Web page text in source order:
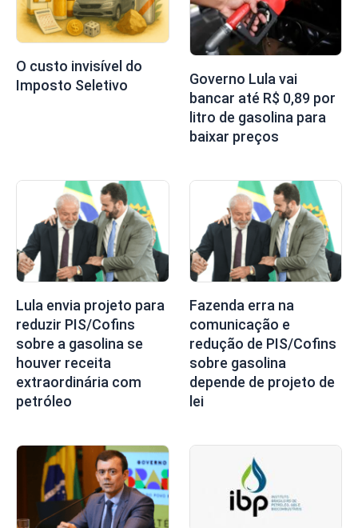
O custo invisível do
Imposto Seletivo
Governo Lula vai
bancar até R$ 0,89 por
litro de gasolina para
baixar preços
Lula envia projeto para
reduzir PIS/Cofins
sobre a gasolina se
houver receita
extraordinária com
petróleo
Fazenda erra na
comunicação e
redução de PIS/Cofins
sobre gasolina
depende de projeto de
lei